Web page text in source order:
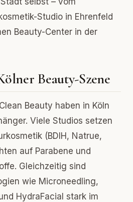
Studio in Ehrenfeld
Beauty-Center in der
Beauty-Szene
Beauty haben in Köln
Viele Studios setzen
(BDIH, Natrue,
auf Parabene und
Gleichzeitig sind
wie Microneedling,
HydraFacial stark im